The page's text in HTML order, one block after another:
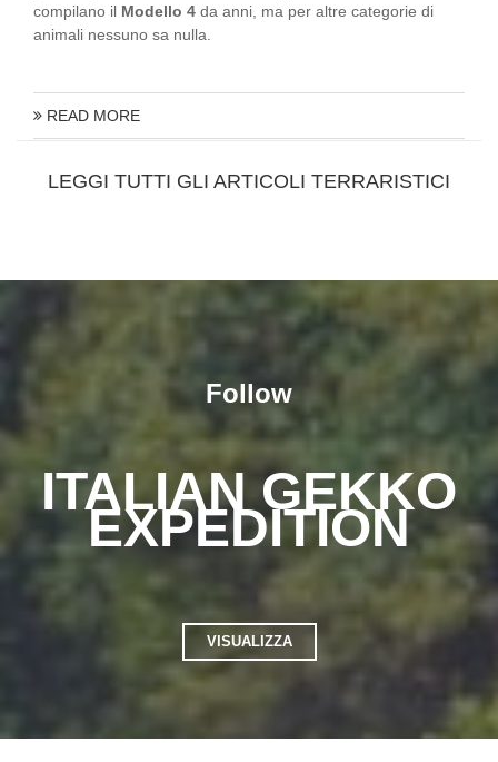
compilano il Modello 4 da anni, ma per altre categorie di
animali nessuno sa nulla.
READ MORE
LEGGI TUTTI GLI ARTICOLI TERRARISTICI
Follow
ITALIAN GEKKO
EXPEDITION
VISUALIZZA